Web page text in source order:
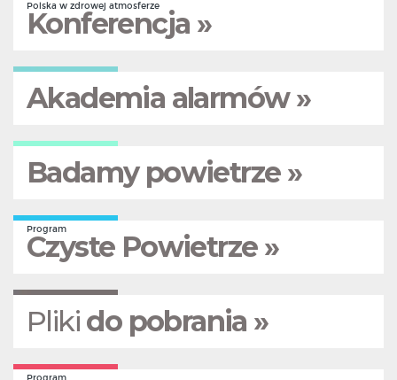
Polska w zdrowej atmosferze
Konferencja »
Akademia alarmów »
Badamy powietrze »
Program
Czyste Powietrze »
Pliki do pobrania »